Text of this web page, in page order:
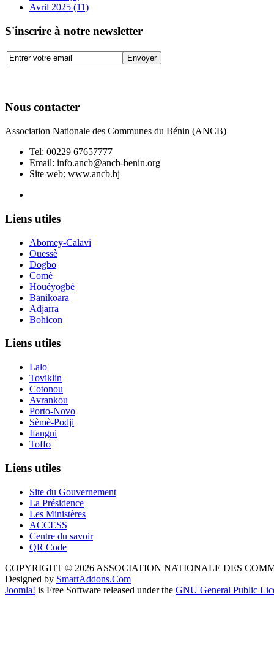
Avril 2025 (11)
S'inscrire à notre newsletter
Nous contacter
Association Nationale des Communes du Bénin (ANCB)
Tel: 00229 67657777
Email: info.ancb@ancb-benin.org
Site web: www.ancb.bj
Liens utiles
Abomey-Calavi
Ouessè
Dogbo
Comè
Houéyogbé
Banikoara
Adjarra
Bohicon
Liens utiles
Lalo
Toviklin
Cotonou
Avrankou
Porto-Novo
Sèmè-Podji
Ifangni
Toffo
Liens utiles
Site du Gouvernement
La Présidence
Les Ministères
ACCESS
Centre du savoir
QR Code
COPYRIGHT © 2026 ASSOCIATION NATIONALE DES
Designed by SmartAddons.Com
Joomla! is Free Software released under the GNU General Public